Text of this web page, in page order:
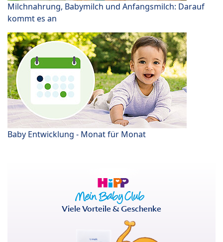
Milchnahrung, Babymilch und Anfangsmilch: Darauf
kommt es an
Baby Entwicklung - Monat für Monat
Viele Vorteile & Geschenke